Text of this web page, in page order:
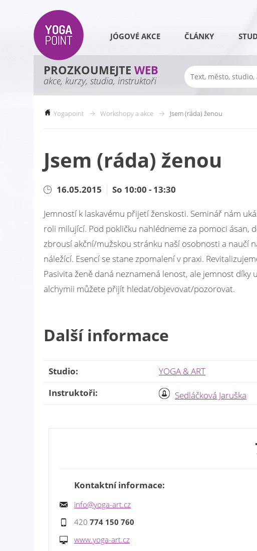
JÓGOVÉ AKCE ČLÁNKY
PROZKOUMEJTE WEB
akce, kurzy, studia, instruktoři
Yogapoint Workshopy a akce Jsem (ráda) ženou
Jsem (ráda) ženou
16.05.2015 So 10:00 - 13:30
Jemností k laskavému přijetí ženskosti. Seminář nám
roli milující. Pod pokličku nahlédneme za pomoci ásan,
zbrousí akční/mužskou stránku naší osobnosti a naučí
náležící. Esencí se stane zpomalení v praxi.
Pasivita ženě daná neznamená lenost, ale jemnost
alchymii můžete přijít hledat/objevovat/pozorovat.
Další informace
Studio:
YOGA & ART
Instruktoři:
Sedláčková Jaruška
Kontaktní informace:
info@yoga-art.cz
420 774 150 760
www.yoga-art.cz